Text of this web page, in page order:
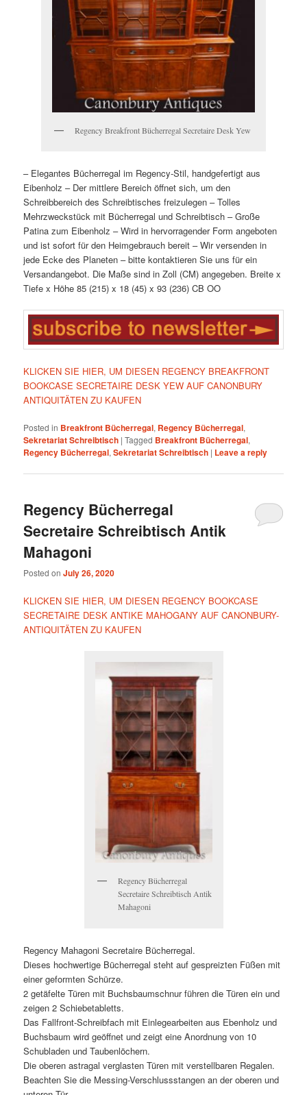
Regency Breakfront Bücherregal Secretaire Desk Yew
– Elegantes Bücherregal im Regency-Stil, handgefertigt aus
Eibenholz – Der mittlere Bereich öffnet sich, um den
Schreibbereich des Schreibtisches freizulegen – Tolles
Mehrzweckstück mit Bücherregal und Schreibtisch – Große
Patina zum Eibenholz – Wird in hervorragender Form angeboten
und ist sofort für den Heimgebrauch bereit – Wir versenden in
jede Ecke des Planeten – bitte kontaktieren Sie uns für ein
Versandangebot. Die Maße sind in Zoll (CM) angegeben. Breite x
Tiefe x Höhe 85 (215) x 18 (45) x 93 (236) CB OO
KLICKEN SIE HIER, UM DIESEN REGENCY BREAKFRONT
BOOKCASE SECRETAIRE DESK YEW AUF CANONBURY
ANTIQUITÄTEN ZU KAUFEN
Posted in Breakfront Bücherregal, Regency Bücherregal,
Sekretariat Schreibtisch |Tagged Breakfront Bücherregal,
Regency Bücherregal,Sekretariat Schreibtisch | Leave a reply
Regency Bücherregal
Secretaire Schreibtisch Antik
Mahagoni
Posted onJuly 26, 2020
KLICKEN SIE HIER, UM DIESEN REGENCY BOOKCASE
SECRETAIRE DESK ANTIKE MAHOGANY AUF CANONBURY-
ANTIQUITÄTEN ZU KAUFEN
Regency Bücherregal
Secretaire Schreibtisch Antik
Mahagoni
Regency Mahagoni Secretaire Bücherregal.
Dieses hochwertige Bücherregal steht auf gespreizten Füßen mit
einer geformten Schürze.
2 getäfelte Türen mit Buchsbaumschnur führen die Türen ein und
zeigen 2 Schiebetabletts.
Das Fallfront-Schreibfach mit Einlegearbeiten aus Ebenholz und
Buchsbaum wird geöffnet und zeigt eine Anordnung von 10
Schubladen und Taubenlöchern.
Die oberen astragal verglasten Türen mit verstellbaren Regalen.
Beachten Sie die Messing-Verschlussstangen an der oberen und